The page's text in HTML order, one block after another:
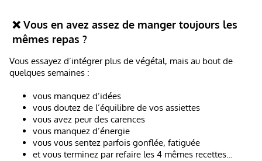
❌ Vous en avez assez de manger toujours les
mêmes repas ?
Vous essayez d’intégrer plus de végétal, mais au bout de
quelques semaines :
vous manquez d’idées
vous doutez de l’équilibre de vos assiettes
vous avez peur des carences
vous manquez d’énergie
vous vous sentez parfois gonflée, fatiguée
et vous terminez par refaire les 4 mêmes recettes…